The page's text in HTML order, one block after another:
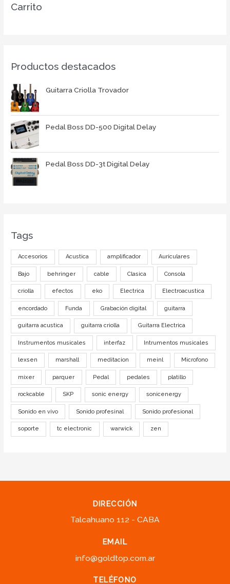
Carrito
Productos destacados
Guitarra Criolla Trovador
Pedal Boss DD-500 Digital Delay
Pedal Boss DD-3t Digital Delay
Tags
Accesorios Acustica amplificador Auriculares
Bajo behringer cable Clasica Consola
criolla efectos eko Electrica Electroacustica
encordado Funda Grabación digital guitarra
guitarra acustica guitarra criolla Guitarra Electrica
Instrumentos musicales interfaz Intrumentos musicales
lexsen marshall meditacion meinl Microfono
mixer parquer Pedal pedales platillo
rockcable SKP sonic energy sonicenergy
Sonido en vivo Sonido profesinal Sonido profesional
soporte tc electronic warwick zen
DIRECCIÓN
Talcahuano 112 - CABA
EMAIL
info@goldtop.com.ar
TELÉFONO